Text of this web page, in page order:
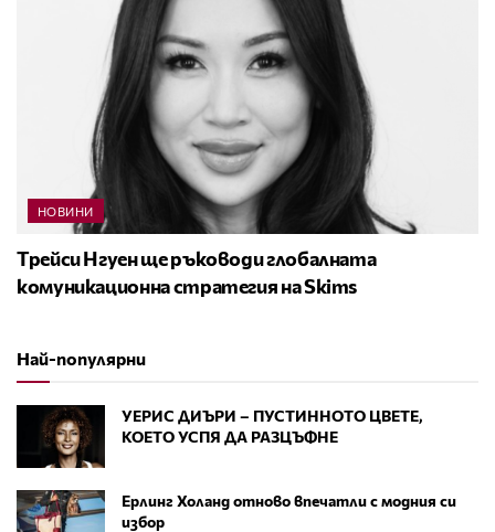
НОВИНИ
Трейси Нгуен ще ръководи глобалната
комуникационна стратегия на Skims
Най-популярни
УЕРИС ДИЪРИ – ПУСТИННОТО ЦВЕТЕ,
КОЕТО УСПЯ ДА РАЗЦЪФНЕ
Ерлинг Холанд отново впечатли с модния си
избор